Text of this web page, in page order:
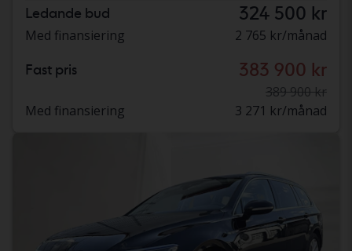
Ledande bud 324 500 kr
Med finansiering 2 765 kr/månad
Fast pris 383 900 kr
389 900 kr
Med finansiering
3 271 kr/månad